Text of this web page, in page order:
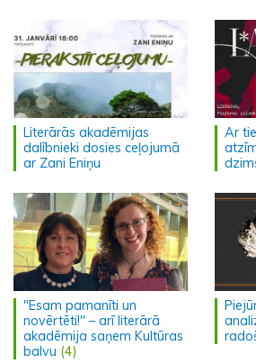
Literārās akadēmijas
dalībnieki dosies ceļojumā
ar Zani Eniņu
Ar
"Esam pamanīti un
novērtēti!" – arī literārā
akadēmija saņem Kultūras
balvu (4)